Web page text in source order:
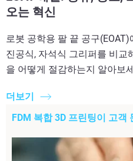
오는 혁신
로봇 공학용 팔 끝 공구
진공식, 자석식 그리퍼를 비교
을 어떻게 절감하는지 알아보
더보기
FDM 복합 3D 프린팅이 고객